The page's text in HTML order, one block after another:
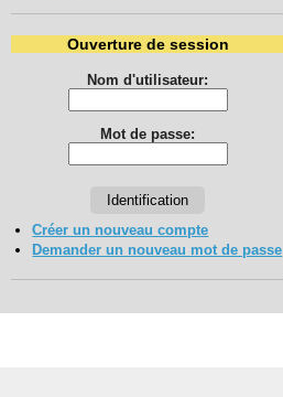
Ouverture de session
Nom d'utilisateur:
Mot de passe:
Créer un nouveau compte
Demander un nouveau mot de passe